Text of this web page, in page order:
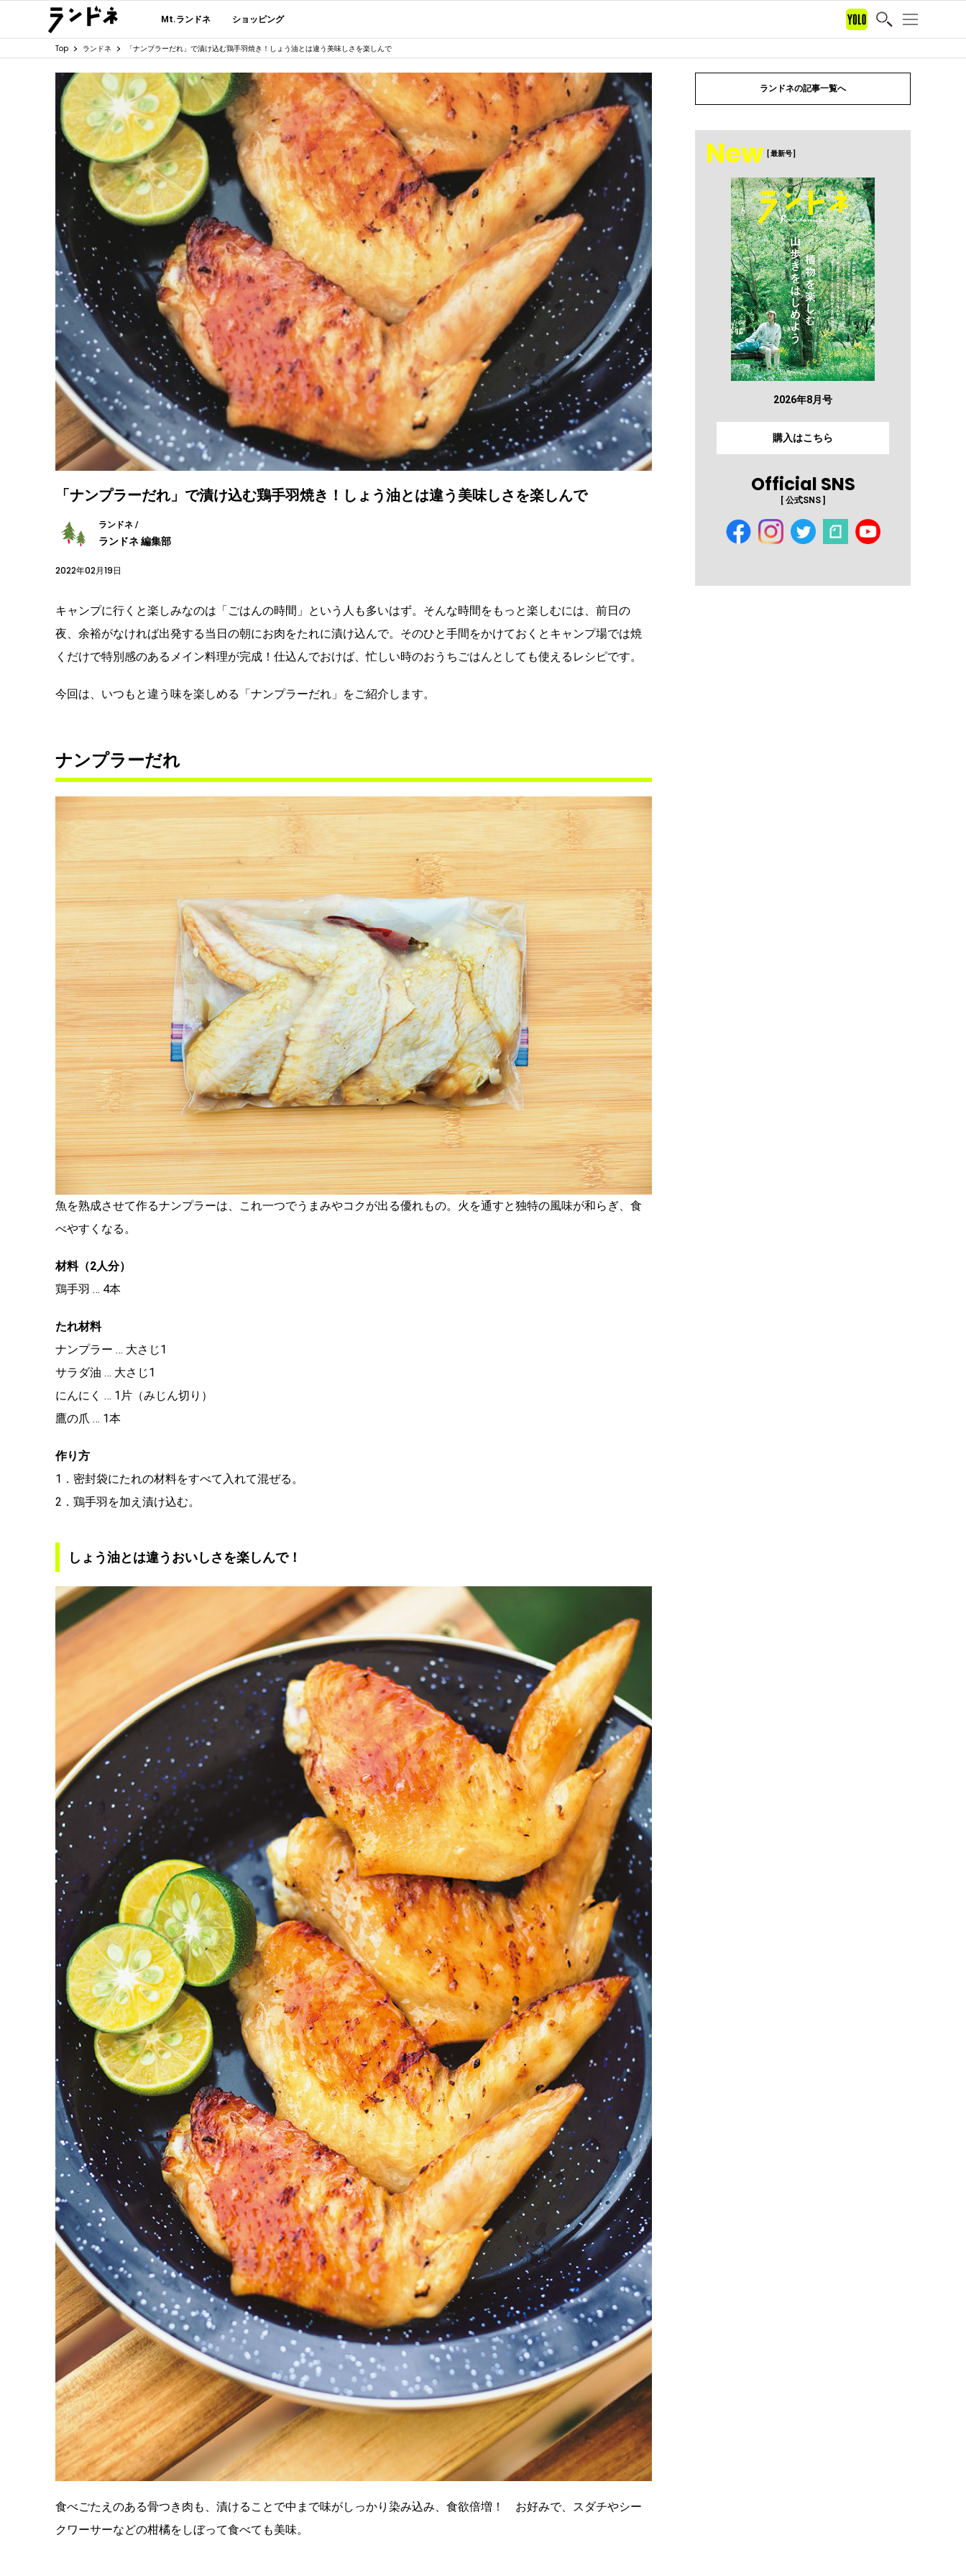
Mt.ランドネ ショッピング
Top ランドネ 「ナンプラーだれ」で漬け込む鶏手羽焼き！しょう油とは違う美味しさを楽しんで
「ナンプラーだれ」で漬け込む鶏手羽焼き！しょう油とは違う美味しさを楽しんで
ランドネ /
ランドネ 編集部
2022年02月19日
キャンプに行くと楽しみなのは「ごはんの時間」という人も多いはず。そんな時間をもっと楽しむには、前日の
夜、余裕がなければ出発する当日の朝にお肉をたれに漬け込んで。そのひと手間をかけておくとキャンプ場では焼
くだけで特別感のあるメイン料理が完成！仕込んでおけば、忙しい時のおうちごはんとしても使えるレシピです。
今回は、いつもと違う味を楽しめる「ナンプラーだれ」をご紹介します。
ナンプラーだれ
魚を熟成させて作るナンプラーは、これ一つでうまみやコクが出る優れもの。火を通すと独特の風味が和らぎ、食
べやすくなる。
材料（2人分）
鶏手羽 … 4本
たれ材料
ナンプラー … 大さじ1
サラダ油 … 大さじ1
にんにく … 1片（みじん切り）
鷹の爪 … 1本
作り方
1．密封袋にたれの材料をすべて入れて混ぜる。
2．鶏手羽を加え漬け込む。
しょう油とは違うおいしさを楽しんで！
食べごたえのある骨つき肉も、漬けることで中まで味がしっかり染み込み、食欲倍増！ お好みで、スダチやシー
クワーサーなどの柑橘をしぼって食べても美味。
ランドネの記事一覧へ
New [ 最新号 ]
2026年8月号
購入はこちら
Official SNS
[ 公式SNS ]